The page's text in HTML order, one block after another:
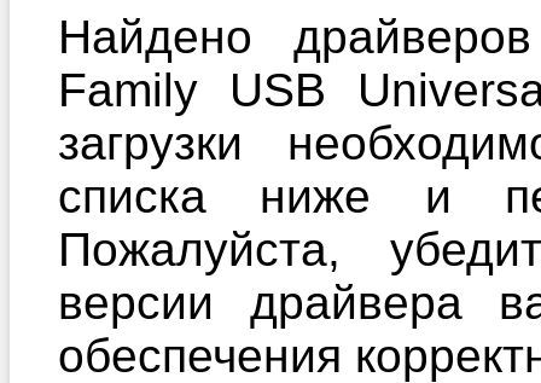
Найдено
Family USB
загрузки
списка ниже и
Пожалуйста,
версии драйвера
обеспечения